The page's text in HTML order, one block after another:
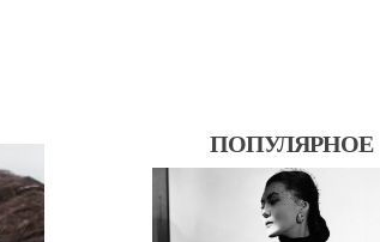
ПОПУЛЯРНОЕ